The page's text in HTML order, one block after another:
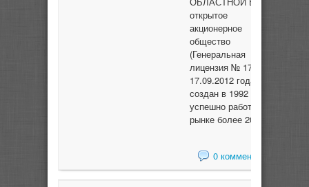
открытое
акционерное
общество
(Генеральная
лицензия № 1751 от
17.09.2012 года)
создан в 1992 году и
успешно работает на
рынке более 20 лет.
0 комментариев